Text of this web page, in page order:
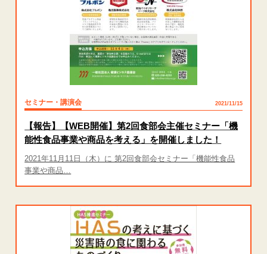
セミナー・講演会 2021/11/15
【報告】【WEB開催】第2回食部会主催セミナー「機
能性食品事業や商品を考える」を開催しました！
2021年11月11日（木）に 第2回食部会セミナー「機能性食品
事業や商品…